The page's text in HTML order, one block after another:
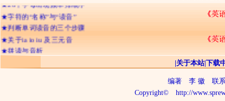
★字符的“名称”与“读音”
★判断单词读音的三个步骤
★关于ia io iu 及三元音
★拼读与音析
★长音与短音
关于本站|下载
编著 李 徽 联系
Copyright©
http://